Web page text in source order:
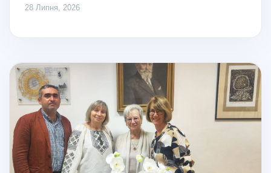
28 Липня, 2026